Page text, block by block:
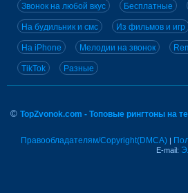
Звонок на любой вкус Бесплатные
На будильник и смс Из фильмов и игр
На iPhone Мелодии на звонок
TikTok Разные
© TopZvonok.com - Топовые рингтоны на
Правообладателям/Copyright(DMCA) |
E-mail: